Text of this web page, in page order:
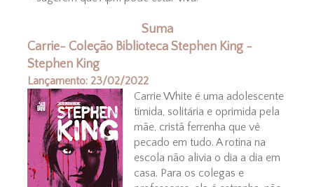
Suma
Carrie- Coleção Biblioteca Stephen King -
Stephen King
Lançamento: 23/02/2022
Carrie White é uma adolescente
tímida, solitária e oprimida pela
mãe, cristã ferrenha que vê
pecado em tudo. A rotina na
escola não alivia o dia a dia em
casa. Para os colegas e